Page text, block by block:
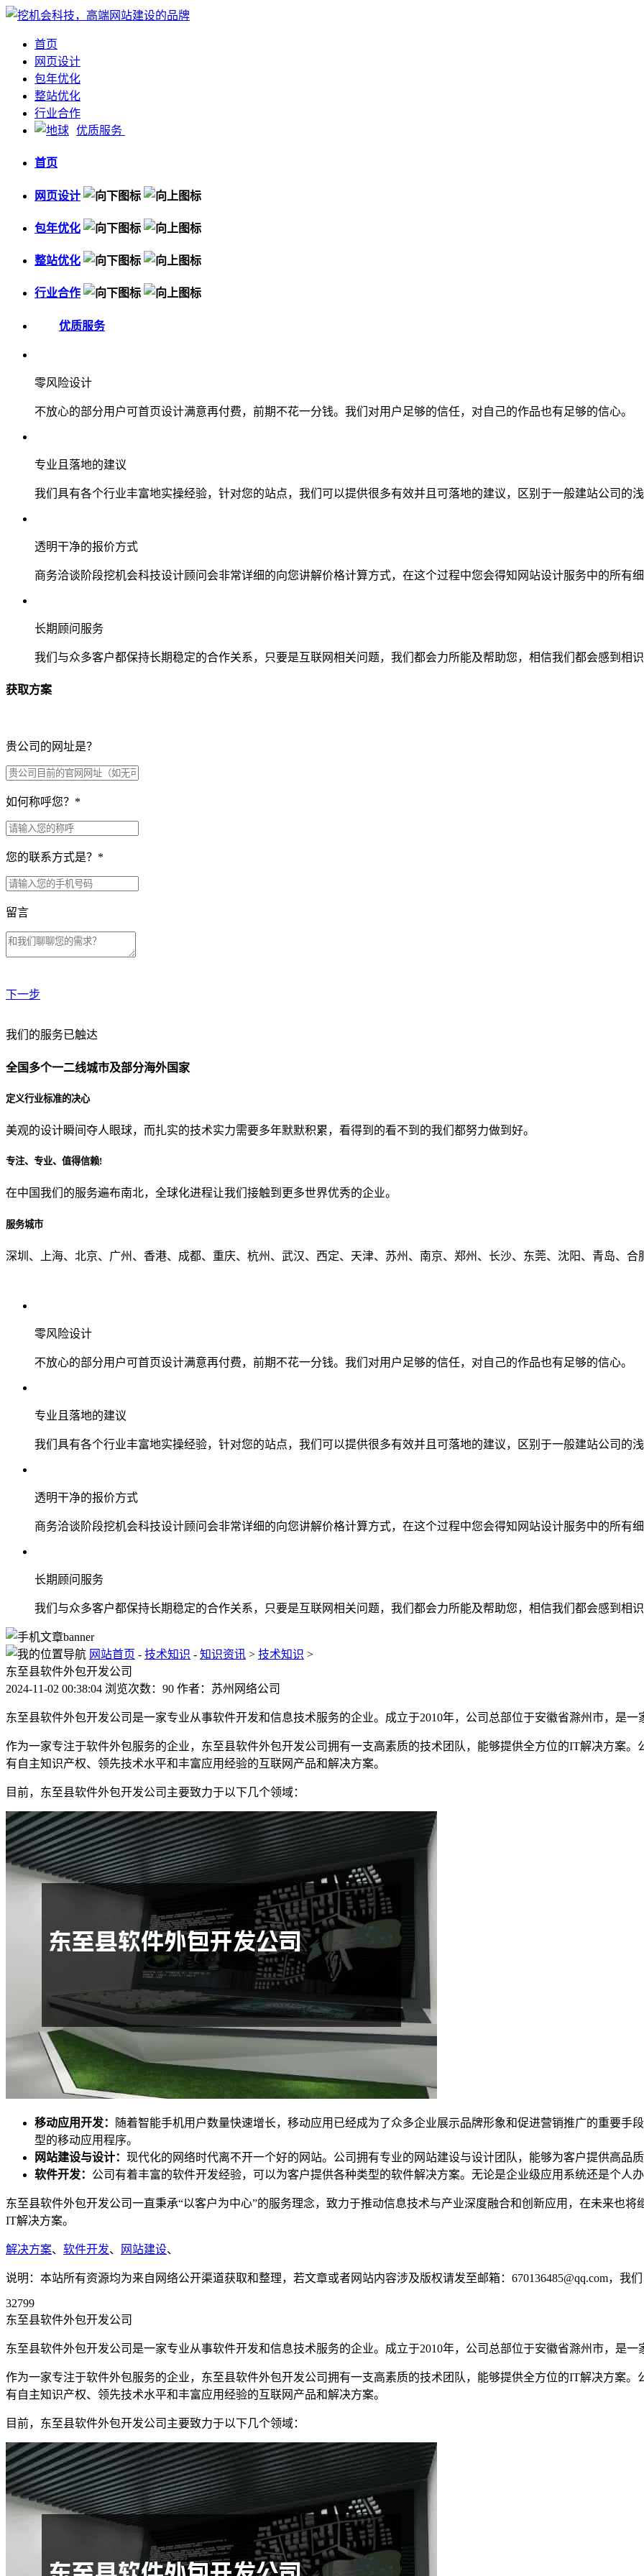
首页
网页设计
包年优化
整站优化
行业合作
优质服务
首页
网页设计
包年优化
整站优化
行业合作
优质服务
零风险设计
不放心的部分用户可首页设计满意再付费，前期不花一分钱。我们对用户足够的信任，对自己的作品也有足够的信心。
专业且落地的建议
我们具有各个行业丰富地实操经验，针对您的站点，我们可以提供很多有效并且可落地的建议，区别于一般建站公司的
透明干净的报价方式
商务洽谈阶段挖机会科技设计顾问会非常详细的向您讲解价格计算方式，在这个过程中您会得知网站设计服务中的所有
长期顾问服务
我们与众多客户都保持长期稳定的合作关系，只要是互联网相关问题，我们都会力所能及帮助您，相信我们都会感到相
获取方案
贵公司的网址是？
如何称呼您？ *
您的联系方式是？ *
留言
下一步
贵公司预算范围是？
贵公司的团队规模是？
从哪里了解到我们？
我们的服务已触达
全国多个一二线城市及部分海外国家
定义行业标准的决心
美观的设计瞬间夺人眼球，而扎实的技术实力需要多年默默积累，看得到的看不到的我们都努力做到好。
专注、专业、值得信赖!
在中国我们的服务遍布南北，全球化进程让我们接触到更多世界优秀的企业。
服务城市
深圳、上海、北京、广州、香港、成都、重庆、杭州、武汉、西定、天津、苏州、南京、郑州、长沙、东莞、沈阳、青岛、合
零风险设计
不放心的部分用户可首页设计满意再付费，前期不花一分钱。我们对用户足够的信任，对自己的作品也有足够的信心。
专业且落地的建议
我们具有各个行业丰富地实操经验，针对您的站点，我们可以提供很多有效并且可落地的建议，区别于一般建站公司的
透明干净的报价方式
商务洽谈阶段挖机会科技设计顾问会非常详细的向您讲解价格计算方式，在这个过程中您会得知网站设计服务中的所有
长期顾问服务
我们与众多客户都保持长期稳定的合作关系，只要是互联网相关问题，我们都会力所能及帮助您，相信我们都会感到相
网站首页 - 技术知识 - 知识资讯 > 技术知识 >
东至县软件外包开发公司
2024-11-02 00:38:04 浏览次数：90 作者：苏州网络公司
东至县软件外包开发公司是一家专业从事软件开发和信息技术服务的企业。成立于2010年，公司总部位于安徽省滁州市，是
作为一家专注于软件外包服务的企业，东至县软件外包开发公司拥有一支高素质的技术团队，能够提供全方位的IT解决方案
有自主知识产权、领先技术水平和丰富应用经验的互联网产品和解决方案。
目前，东至县软件外包开发公司主要致力于以下几个领域：
移动应用开发：
随着智能手机用户数量快速增长，移动应用已经成为了众多企业展示品牌形象和促进营销推广的重要手
型的移动应用程序。
网站建设与设计： 现代化的网络时代离不开一个好的网站。公司拥有专业的网站建设与设计团队，能够为客户提供高品
软件开发： 公司有着丰富的软件开发经验，可以为客户提供各种类型的软件解决方案。无论是企业级应用系统还是个人
东至县软件外包开发公司一直秉承“以客户为中心”的服务理念，致力于推动信息技术与产业深度融合和创新应用，在未来也
IT解决方案。
解决方案、 软件开发、 网站建设、
说明：本站所有资源均为来自网络公开渠道获取和整理，若文章或者网站内容涉及版权请发至邮箱：670136485@qq.com，我
32799
东至县软件外包开发公司
东至县软件外包开发公司是一家专业从事软件开发和信息技术服务的企业。成立于2010年，公司总部位于安徽省滁州市，是
作为一家专注于软件外包服务的企业，东至县软件外包开发公司拥有一支高素质的技术团队，能够提供全方位的IT解决方案
有自主知识产权、领先技术水平和丰富应用经验的互联网产品和解决方案。
目前，东至县软件外包开发公司主要致力于以下几个领域：